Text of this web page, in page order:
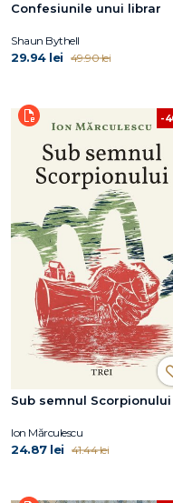
Confesiunile unui librar
Shaun Bythell
29.94 lei 49.90 lei
-
Sub semnul Scorpionului
Ion Mărculescu
24.87 lei 41.44 lei